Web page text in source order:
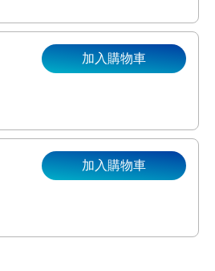
加入購物車
加入購物車